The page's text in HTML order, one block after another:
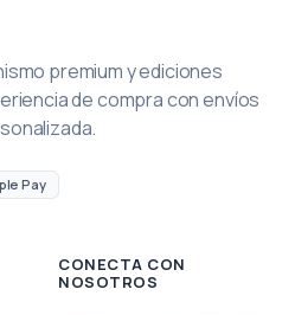
premium y ediciones
de compra con envíos
Pay
CONECTA CON
NOSOTROS